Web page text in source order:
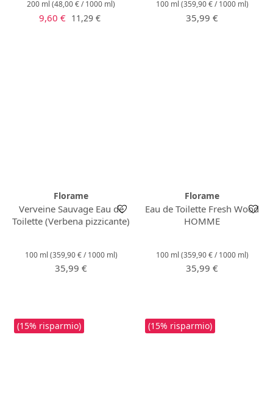
200 ml (48,00 € / 1000 ml)
Prezzo di vendita:
9,60 € Prezzo normale:
11,29 €
100 ml (359,90 € / 1000 ml)
Prezzo normale:
35,99 €
Florame
Verveine Sauvage Eau de
Toilette (Verbena pizzicante)
100 ml (359,90 € / 1000 ml)
Prezzo normale:
35,99 €
Florame
Eau de Toilette Fresh Wood
HOMME
100 ml (359,90 € / 1000 ml)
Prezzo normale:
35,99 €
(15% risparmio) (15% risparmio)